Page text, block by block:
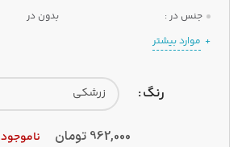
جنس در :
بدون در
موارد بیشتر
رنگ
962,000 تومان ناموجود